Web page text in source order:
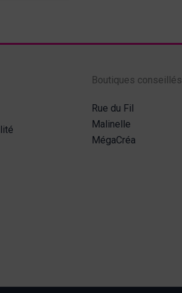
Boutiques conseillés
Rue du Fil
Malinelle
MégaCréa